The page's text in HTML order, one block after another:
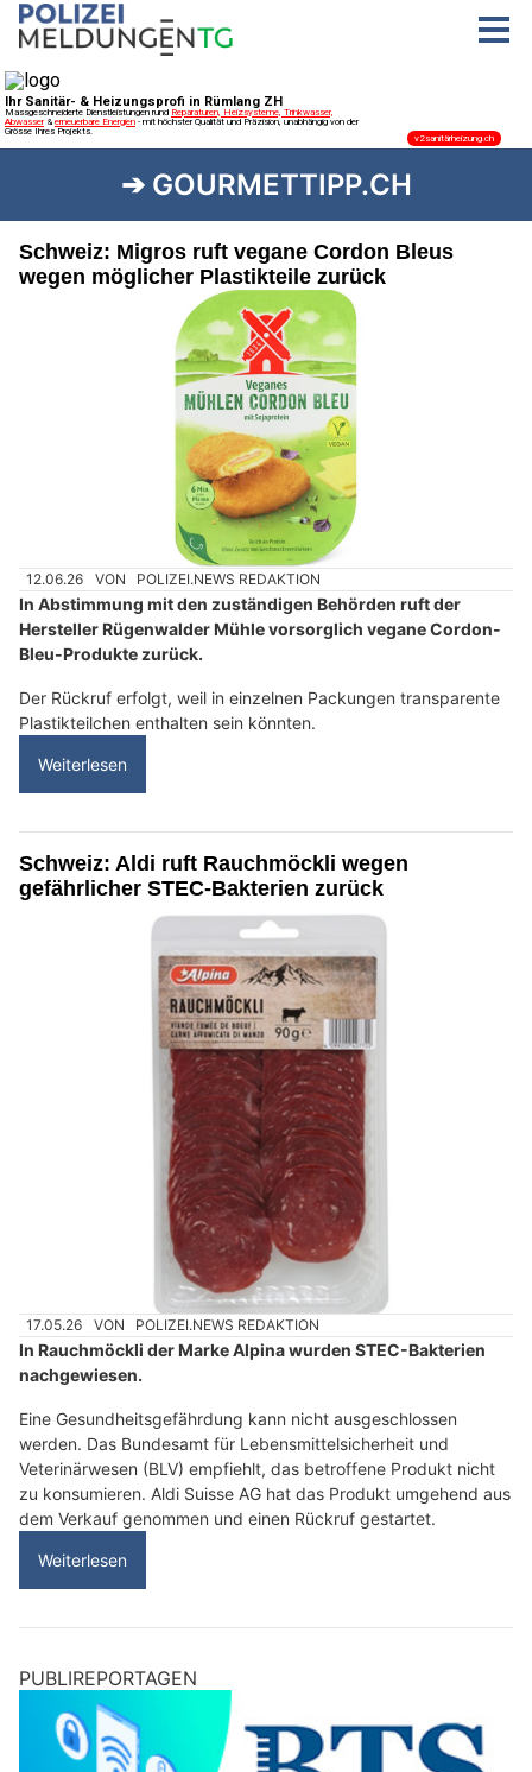
➔ GOURMETTIPP.CH
Schweiz: Migros ruft vegane Cordon Bleus
wegen möglicher Plastikteile zurück
12.06.26 VON POLIZEI.NEWS REDAKTION
In Abstimmung mit den zuständigen Behörden ruft der
Hersteller Rügenwalder Mühle vorsorglich vegane Cordon-
Bleu-Produkte zurück.
Der Rückruf erfolgt, weil in einzelnen Packungen transparente
Plastikteilchen enthalten sein könnten.
Weiterlesen
Schweiz: Aldi ruft Rauchmöckli wegen
gefährlicher STEC-Bakterien zurück
17.05.26 VON POLIZEI.NEWS REDAKTION
In Rauchmöckli der Marke Alpina wurden STEC-Bakterien
nachgewiesen.
Eine Gesundheitsgefährdung kann nicht ausgeschlossen
werden. Das Bundesamt für Lebensmittelsicherheit und
Veterinärwesen (BLV) empfiehlt, das betroffene Produkt nicht
zu konsumieren. Aldi Suisse AG hat das Produkt umgehend aus
dem Verkauf genommen und einen Rückruf gestartet.
Weiterlesen
PUBLIREPORTAGEN